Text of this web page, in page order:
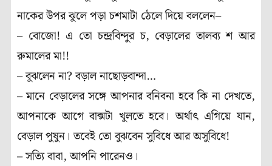
নাকের উপর ঝুলে পড়া চশমাটা ঠেলে দিয়ে বললেন–
– বোজো! এ তো চন্দ্রবিন্দুর চ, বেড়ালের তালব্য শ আর
রুমালের মা!!
– বুঝলেন না? বড়াল নাছোড়বান্দা…
– মানে বেড়ালের সঙ্গে আপনার বনিবনা হবে কি না দেখতে,
আপনাকে আগে বাক্সটা খুলতে হবে। অর্থাৎ এগিয়ে যান,
বেড়াল পুষুন। তবেই তো বুঝবেন সুবিধে আর অসুবিধে!
– সত্যি বাবা, আপনি পারেনও।